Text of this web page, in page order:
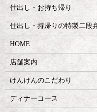
仕出し・お持ち帰り
仕出し・持帰りの特製二
HOME
店舗案内
けんけんのこだわり
ディナーコース